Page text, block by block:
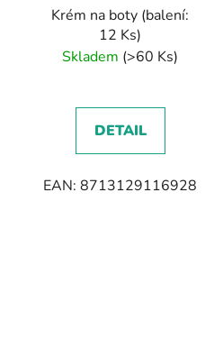
Krém na boty (balení:
12 Ks)
Skladem (>60 Ks)
DETAIL
EAN: 8713129116928